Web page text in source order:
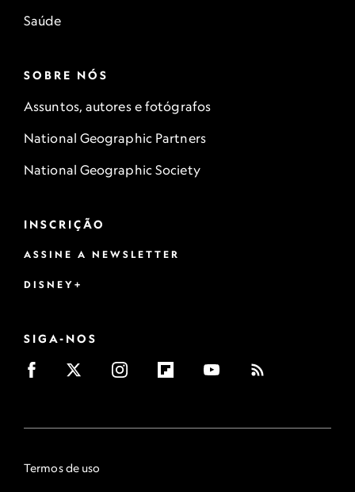
Saúde
SOBRE NÓS
Assuntos, autores e fotógrafos
National Geographic Partners
National Geographic Society
INSCRIÇÃO
ASSINE A NEWSLETTER
DISNEY+
SIGA-NOS
Termos de uso